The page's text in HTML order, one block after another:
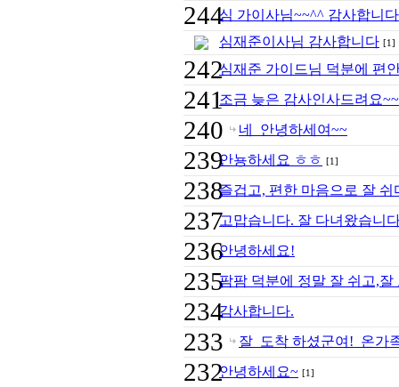
244심 가이사님~~^^ 감사합니
심재준이사님 감사합니다 [1]
242심재준 가이드님 덕분에 편
241조금 늦은 감사인사드려요~~
240 네 안녕하세여~~
239안뇽하세요 ㅎㅎ [1]
238즐겁고, 편한 마음으로 잘 쉬
237고맙습니다. 잘 다녀왔습니
236안녕하세요!
235팜팜 덕분에 정말 잘 쉬고,
234감사합니다.
233 잘 도착 하셨군여! 온가
232안녕하세요~ [1]